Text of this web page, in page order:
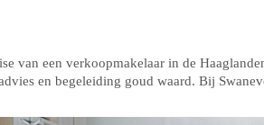
van een verkoopmakelaar in de
en begeleiding goud waard. Bij